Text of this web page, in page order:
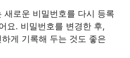
새로운 비밀번호를 다시 등록
요. 비밀번호를 변경한 후,
게 기록해 두는 것도 좋은